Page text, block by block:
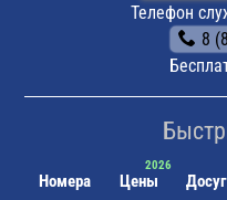
Телефон
8
Номера Цены Досуг